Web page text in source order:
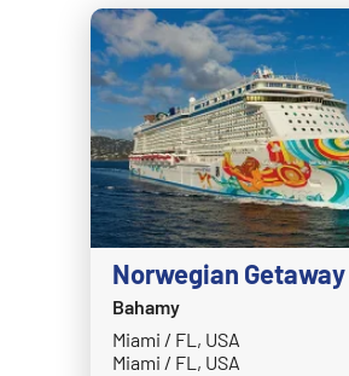
Norwegian Getaway
Bahamy
Miami / FL, USA
Miami / FL, USA